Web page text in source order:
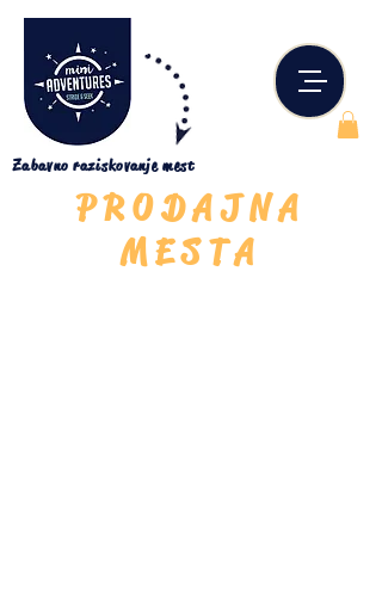
Zabavno raziskovanje mest
PRODAJNA
MESTA